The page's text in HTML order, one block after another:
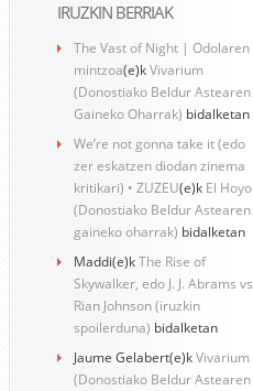
IRUZKIN BERRIAK
The Vast of Night | Odolaren
mintzoa(e)kVivarium
(Donostiako Beldur Astearen
Gaineko Oharrak) bidalketan
We’re not gonna take it (edo
zer eskatzen diodan zinema
kritikari) • ZUZEU(e)k El Hoyo
(Donostiako Beldur Astearen
gaineko oharrak) bidalketan
Maddi(e)kThe Rise of
Skywalker, edo J. J. Abrams vs
Rian Johnson (iruzkin
spoilerduna) bidalketan
Jaume Gelabert(e)kVivarium
(Donostiako Beldur Astearen